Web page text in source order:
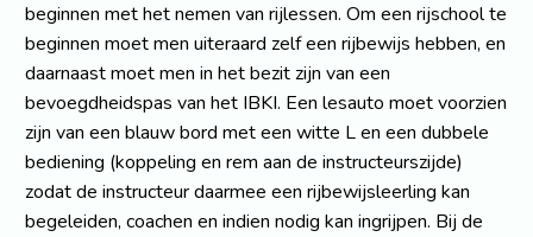
beginnen met het nemen van rijlessen. Om een rijschool te
beginnen moet men uiteraard zelf een rijbewijs hebben, en
daarnaast moet men in het bezit zijn van een
bevoegdheidspas van het IBKI. Een lesauto moet voorzien
zijn van een blauw bord met een witte L en een dubbele
bediening (koppeling en rem aan de instructeurszijde)
zodat de instructeur daarmee een rijbewijsleerling kan
begeleiden, coachen en indien nodig kan ingrijpen. Bij de